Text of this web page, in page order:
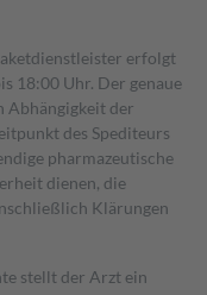
erfolgt
18:00 Uhr. Der genaue
Abhängigkeit der
des Spediteurs
pharmazeutische
dienen, die
Klärungen
stellt der Arzt ein